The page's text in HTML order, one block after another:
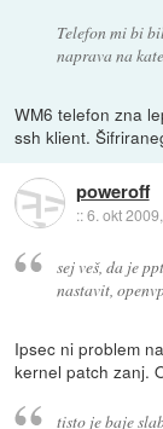
Telefon mi bi
naprava na
WM6 telefon zna
ssh klient.
poweroff
::6. okt
sej veš, da je
nastavit,
Ipsec ni problem
kernel patch zanj.
tisto je baje